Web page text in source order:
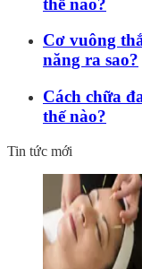
Cơ vuông
năng ra sao?
Cách chữa
thế nào?
Tin tức mới